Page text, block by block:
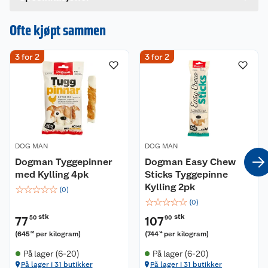
en omtale.
Ofte kjøpt sammen
3 for 2
DOG MAN
Dogman Tyggepinner
med Kylling 4pk
☆☆☆☆☆ (0)
7750 stk
(64583 per kilogram)
På lager (6-20)
På lager i 31 butikker
3 for 2
DOG MAN
Dogman Easy Chew
Sticks Tyggepinne
Kylling 2pk
☆☆☆☆☆ (0)
10790 stk
(744 14 per kilogram)
På lager (6-20)
På lager i 31 butikker